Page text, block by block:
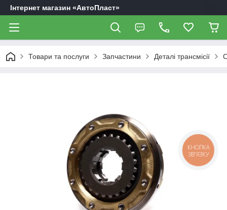
Інтернет магазин «АвтоПласт»
Товари та послуги Запчастини Деталі трансмісії
КНОПКА
ЗВ'ЯЗКУ